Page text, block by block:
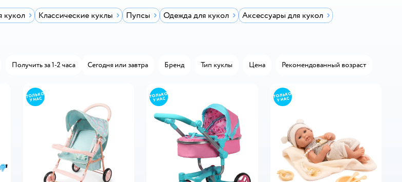
кукол Классические куклы Пупсы Одежда для кукол
Аксессуары для кукол
Получить за 1-2 часа Сегодня или завтра Бренд Тип куклы Цена Рекомендованный возраст